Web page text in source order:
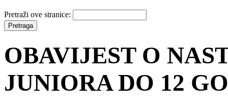
Pretraži ove stranice:
OBAVIJEST O
JUNIORA DO 12